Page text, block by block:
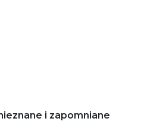
i zapomniane